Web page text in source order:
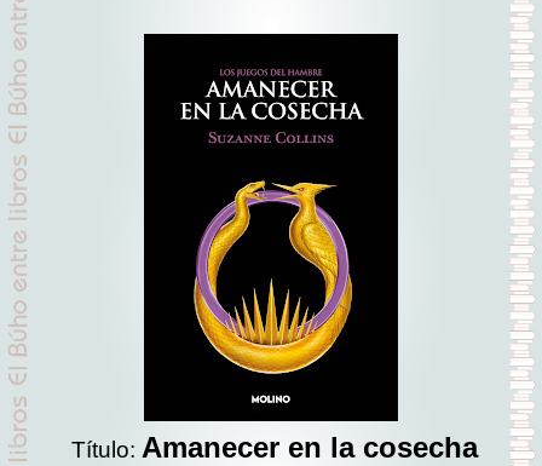
Título: Amanecer en la cosecha